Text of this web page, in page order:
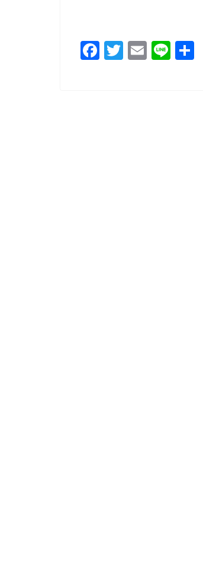
F
T
E
Li